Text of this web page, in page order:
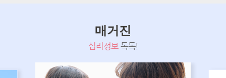
매거진
심리정보 톡톡!